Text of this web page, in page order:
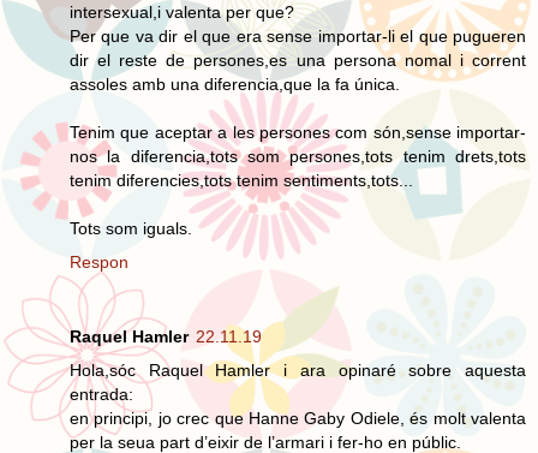
intersexual,i valenta per que?
Per que va dir el que era sense importar-li el que pugueren
dir el reste de persones,es una persona nomal i corrent
assoles amb una diferencia,que la fa única.
Tenim que aceptar a les persones com són,sense importar-
nos la diferencia,tots som persones,tots tenim drets,tots
tenim diferencies,tots tenim sentiments,tots...
Tots som iguals.
Respon
Raquel Hamler 22.11.19
Hola,sóc Raquel Hamler i ara opinaré sobre aquesta
entrada:
en principi, jo crec que Hanne Gaby Odiele, és molt valenta
per la seua part d’eixir de l’armari i fer-ho en públic.